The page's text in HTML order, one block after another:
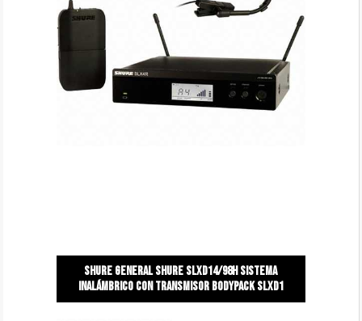
Shure general Shure slxd14/98H sistema
inalámbrico con transmisor bodypack slxd1